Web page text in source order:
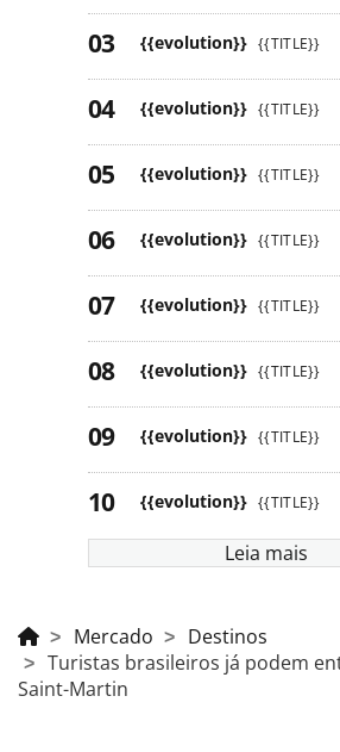
{{evolution}} {{TITLE}}
{{evolution}} {{TITLE}}
{{evolution}} {{TITLE}}
{{evolution}} {{TITLE}}
{{evolution}} {{TITLE}}
{{evolution}} {{TITLE}}
{{evolution}} {{TITLE}}
{{evolution}} {{TITLE}}
Leia mais
Mercado
Destinos
Turistas brasileiros já podem
Saint-Martin